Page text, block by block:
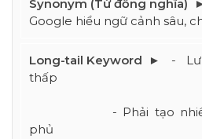
Google hiểu ngữ cảnh sâu,
-
thấp
phủ